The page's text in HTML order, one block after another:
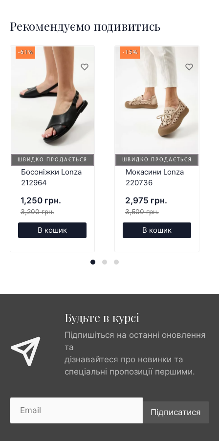
Рекомендуємо подивитись
ШВИДКО ПРОДАЄТЬСЯ
-61%
Босоніжки Lonza
212964
1,250 грн.
3,200 грн.
В кошик
ШВИДКО ПРОДАЄТЬСЯ
-15%
Мокасини Lonza
220736
2,975 грн.
3,500 грн.
В кошик
Будьте в курсі
Підпишіться на останні оновлення
та
дізнавайтеся про новинки та
спеціальні пропозиції першими.
Підписатися